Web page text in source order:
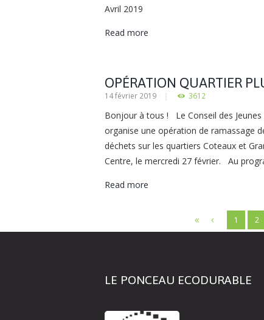
Avril 2019
Read more
OPÉRATION QUARTIER
PROPRE
14 février 2019 3612
Bonjour à tous ! Le Conseil des Jeunes
organise une opération de ramassage
déchets sur les quartiers Coteaux et
Centre, le mercredi 27 février. Au
Read more
1 2
LE PONCEAU ECODURABLE